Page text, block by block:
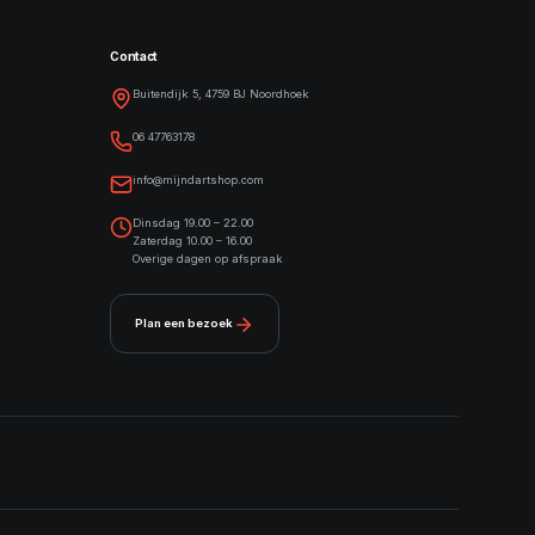
Contact
Buitendijk 5, 4759 BJ Noordhoek
06 47763178
info@mijndartshop.com
Dinsdag 19.00 – 22.00
Zaterdag 10.00 – 16.00
Overige dagen op afspraak
Plan een bezoek